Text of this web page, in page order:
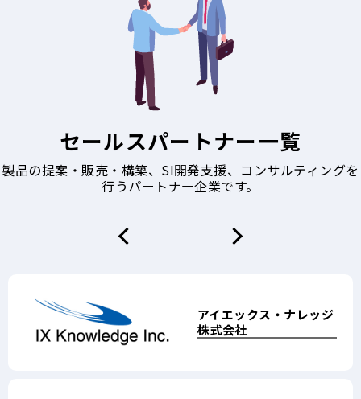
セールスパートナー一覧
製品の提案・販売・構築、SI開発支援、コンサルティングを
行うパートナー企業です。
アイエックス・ナレッジ
株式会社
NTTテクノクロス株式会
社
株式会社ＮＴＴデータ九
州
株式会社シナプスイノベ
ーション
株式会社ＮＴＴデータ東
海
富士通エンジニアリング
テクノロジーズ株式会社